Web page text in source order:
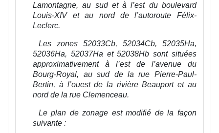
Lamontagne, au sud et à l’est du boulevard
Louis-XIV et au nord de l’autoroute Félix-
Leclerc.
Les zones 52033Cb, 52034Cb, 52035Ha,
52036Ha, 52037Ha et 52038Hb sont situées
approximativement à l’est de l’avenue du
Bourg-Royal, au sud de la rue Pierre-Paul-
Bertin, à l’ouest de la rivière Beauport et au
nord de la rue Clemenceau.
Le plan de zonage est modifié de la façon
suivante :